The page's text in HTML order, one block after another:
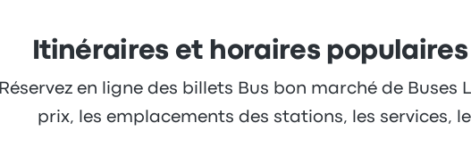
Itinéraires et horaires populaires
Réservez en ligne des billets Bus bon marché de Buses
prix, les emplacements des stations, les services,